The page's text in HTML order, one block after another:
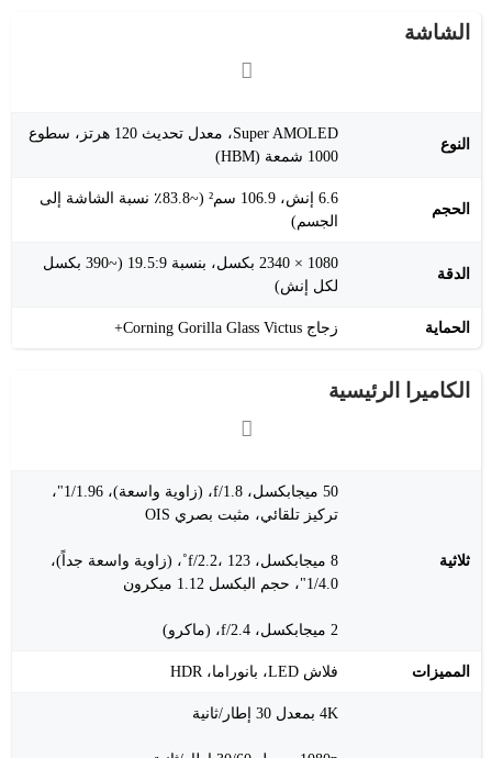
الشاشة
النوع
Super AMOLED، معدل تحديث 120 هرتز، سطوع
1000 شمعة (HBM)
الحجم
6.6 إنش، 106.9 سم² (~83.8٪ نسبة الشاشة إلى
الجسم)
الدقة
1080 × 2340 بكسل، بنسبة 19.5:9 (~390 بكسل
لكل إنش)
الحماية زجاج Corning Gorilla Glass Victus+
الكاميرا الرئيسية
ثلاثية
50 ميجابكسل، f/1.8، (زاوية واسعة)، 1/1.96"،
تركيز تلقائي، مثبت بصري OIS
8 ميجابكسل، f/2.2، 123˚، (زاوية واسعة جداً)،
1/4.0"، حجم البكسل 1.12 ميكرون
2 ميجابكسل، f/2.4، (ماكرو)
المميزات فلاش LED، بانوراما، HDR
4K بمعدل 30 إطار/ثانية